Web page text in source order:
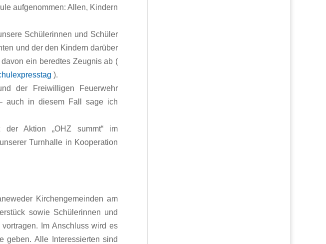
aufgenommen: Allen, Kindern
Schülerinnen und Schüler
und der den Kindern darüber
ein beredtes Zeugnis ab (
).
der Freiwilligen Feuerwehr
auch in diesem Fall sage ich
Aktion „OHZ summt“ im
Turnhalle in Kooperation
Kirchengemeinden am
sowie Schülerinnen und
Im Anschluss wird es
geben. Alle Interessierten sind